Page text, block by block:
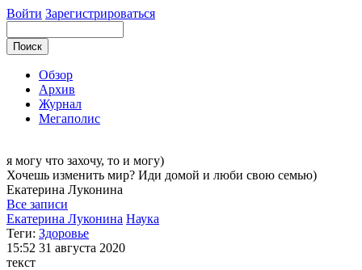
Войти Зарегистрироваться
Обзор
Архив
Журнал
Мегаполис
я могу что захочу, то и могу)
Хочешь изменить мир? Иди домой и люби свою семью)
Екатерина Луконина
Все записи
Екатерина Луконина Наука
Теги: Здоровье
15:52 31 августа 2020
текст